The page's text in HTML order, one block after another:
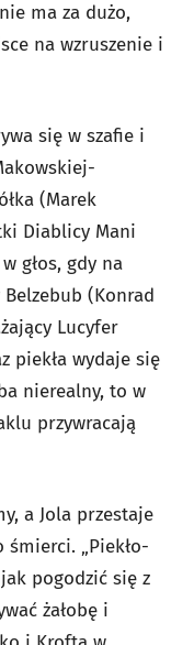
ma za dużo,
na wzruszenie i
się w szafie i
(Marek
Diablicy Mani
głos, gdy na
(Konrad
Lucyfer
piekła wydaje się
nierealny, to w
przywracają
a Jola przestaje
„Piekło-
pogodzić się z
żałobę i